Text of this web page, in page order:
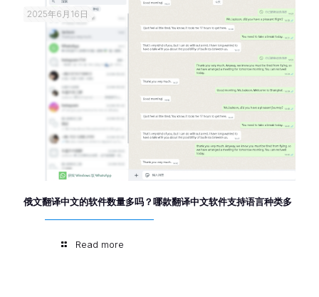
2025年6月16日
俄文翻译中文的软件数量多吗？哪款翻译中文软件支持语言种类多
Read more